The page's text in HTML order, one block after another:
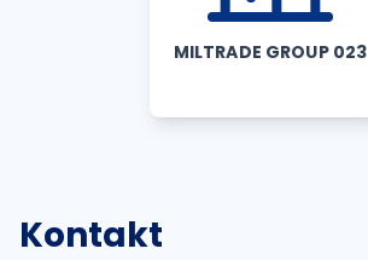
MILTRADE GROUP 023
Kontakt